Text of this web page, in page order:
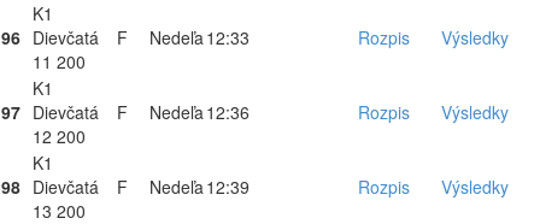
96
K1
Dievčatá
11 200
F Nedeľa12:33 Rozpis Výsledky
97
K1
Dievčatá
12 200
F Nedeľa12:36 Rozpis Výsledky
98
K1
Dievčatá
13 200
F Nedeľa12:39 Rozpis Výsledky